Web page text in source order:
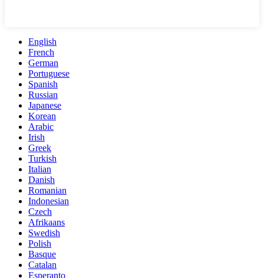
English
French
German
Portuguese
Spanish
Russian
Japanese
Korean
Arabic
Irish
Greek
Turkish
Italian
Danish
Romanian
Indonesian
Czech
Afrikaans
Swedish
Polish
Basque
Catalan
Esperanto